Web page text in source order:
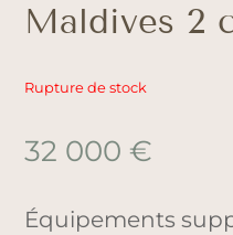
Maldives 2
Rupture de stock
32 000 €
Équipements